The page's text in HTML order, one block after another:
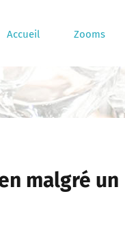
Accueil Zooms
malgré un